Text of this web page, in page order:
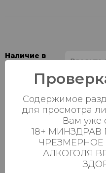
Наличие в
Ваш город:
Батыршина 20Б
Магистральная 22д
Содержимое
для просмотра
Вам уже
18+
ЧРЕЗМЕРНОЕ
АЛКОГОЛЯ